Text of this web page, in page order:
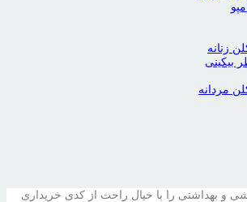
زنانه
بیکینی
مردانه
و بهداشتی را با خیال راحت از کدی خریداری